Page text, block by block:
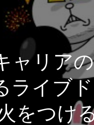
ャリア
イブ
をつけ